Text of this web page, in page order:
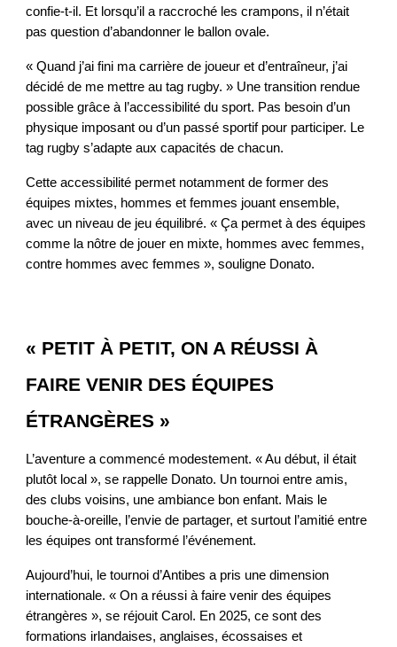
confie-t-il. Et lorsqu’il a raccroché les crampons, il n’était
pas question d’abandonner le ballon ovale.
« Quand j’ai fini ma carrière de joueur et d’entraîneur, j’ai
décidé de me mettre au tag rugby. » Une transition rendue
possible grâce à l’accessibilité du sport. Pas besoin d’un
physique imposant ou d’un passé sportif pour participer. Le
tag rugby s’adapte aux capacités de chacun.
Cette accessibilité permet notamment de former des
équipes mixtes, hommes et femmes jouant ensemble,
avec un niveau de jeu équilibré. « Ça permet à des équipes
comme la nôtre de jouer en mixte, hommes avec femmes,
contre hommes avec femmes », souligne Donato.
« PETIT À PETIT, ON A RÉUSSI À
FAIRE VENIR DES ÉQUIPES
ÉTRANGÈRES »
L’aventure a commencé modestement. « Au début, il était
plutôt local », se rappelle Donato. Un tournoi entre amis,
des clubs voisins, une ambiance bon enfant. Mais le
bouche-à-oreille, l’envie de partager, et surtout l’amitié entre
les équipes ont transformé l’événement.
Aujourd’hui, le tournoi d’Antibes a pris une dimension
internationale. « On a réussi à faire venir des équipes
étrangères », se réjouit Carol. En 2025, ce sont des
formations irlandaises, anglaises, écossaises et